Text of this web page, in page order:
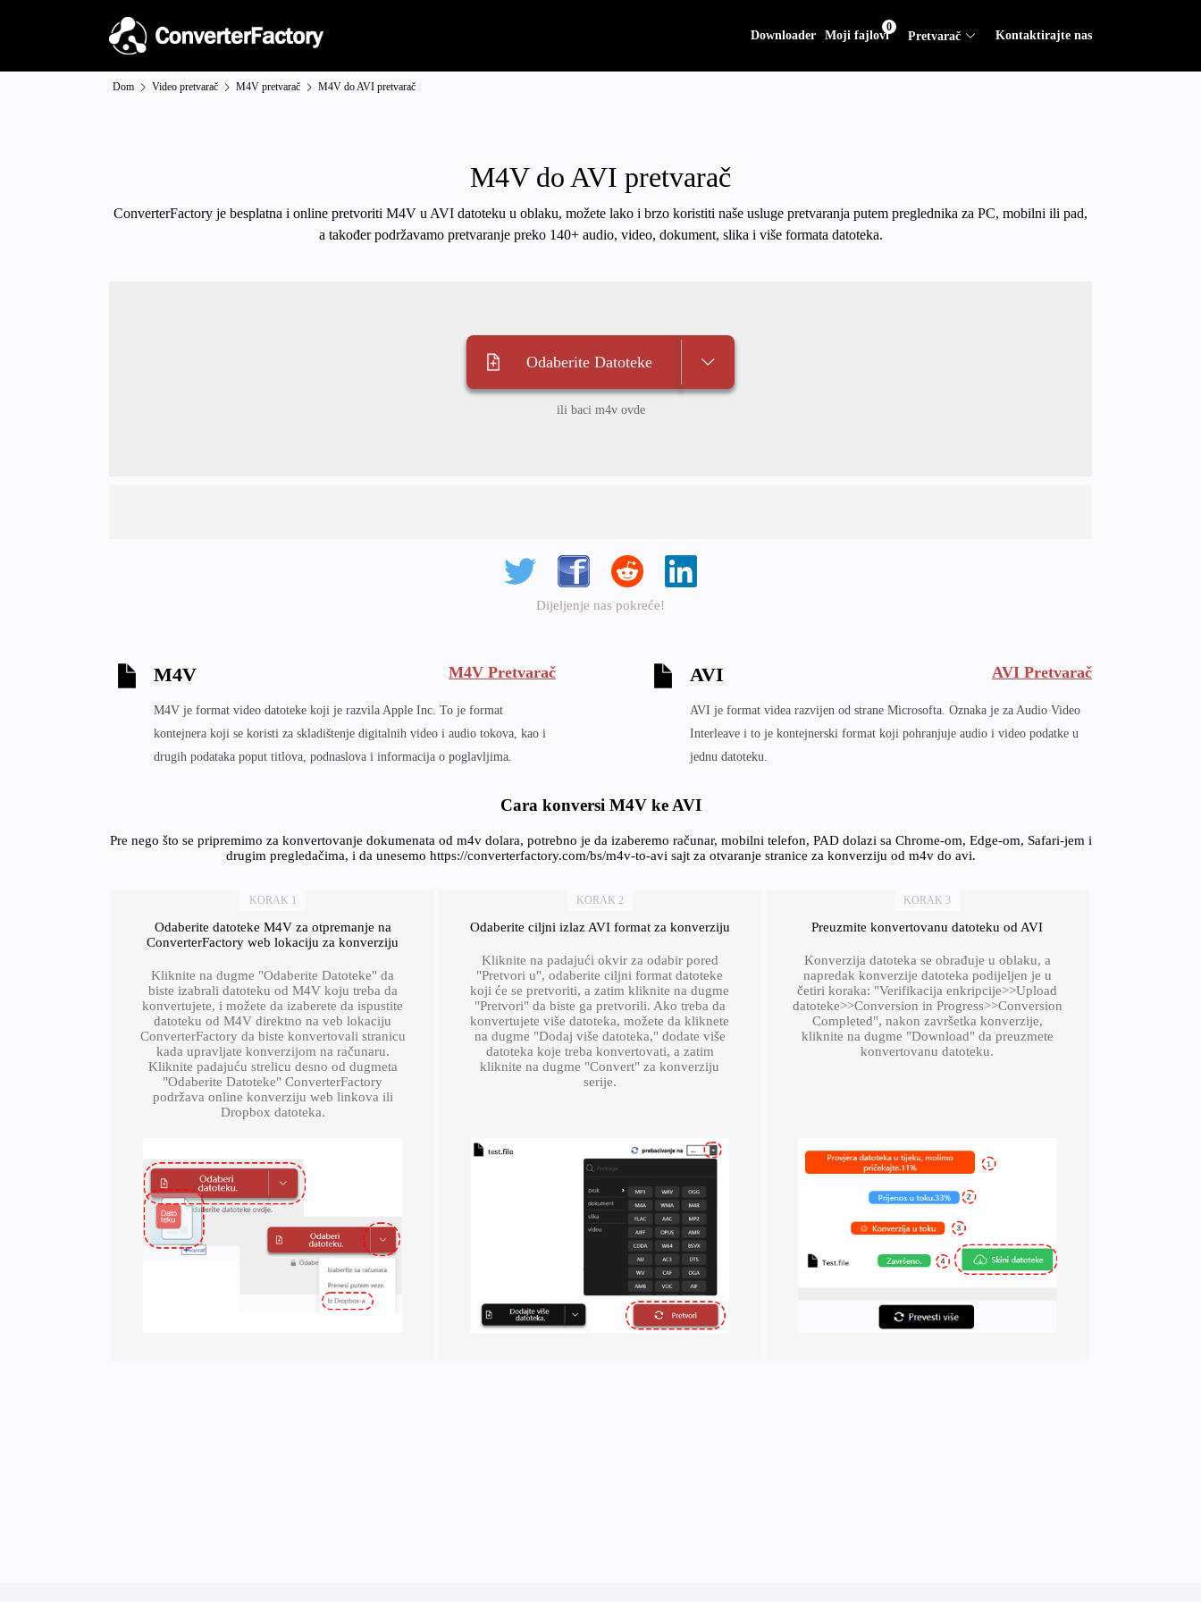
Downloader Moji fajlovi
0
Pretvarač Kontaktirajte nas
Dom Video pretvarač M4V pretvarač M4V do AVI pretvarač
M4V do AVI pretvarač
ConverterFactory je besplatna i online pretvoriti M4V u AVI datoteku u oblaku, možete lako i brzo koristiti naše usluge pretvaranja putem preglednika za PC, mobilni ili pad,
a također podržavamo pretvaranje preko 140+ audio, video, dokument, slika i više formata datoteka.
Odaberite Datoteke
ili baci m4v ovde
Dijeljenje nas pokreće!
M4V M4V Pretvarač
M4V je format video datoteke koji je razvila Apple Inc. To je format
kontejnera koji se koristi za skladištenje digitalnih video i audio tokova, kao i
drugih podataka poput titlova, podnaslova i informacija o poglavljima.
AVI AVI Pretvarač
AVI je format videa razvijen od strane Microsofta. Oznaka je za Audio Video
Interleave i to je kontejnerski format koji pohranjuje audio i video podatke u
jednu datoteku.
Cara konversi M4V ke AVI
Pre nego što se pripremimo za konvertovanje dokumenata od m4v dolara, potrebno je da izaberemo računar, mobilni telefon, PAD dolazi sa Chrome-om, Edge-om, Safari-jem i
drugim pregledačima, i da unesemo https://converterfactory.com/bs/m4v-to-avi sajt za otvaranje stranice za konverziju od m4v do avi.
KORAK 1
Odaberite datoteke M4V za otpremanje na
ConverterFactory web lokaciju za konverziju
Kliknite na dugme "Odaberite Datoteke" da
biste izabrali datoteku od M4V koju treba da
konvertujete, i možete da izaberete da ispustite
datoteku od M4V direktno na veb lokaciju
ConverterFactory da biste konvertovali stranicu
kada upravljate konverzijom na računaru.
Kliknite padajuću strelicu desno od dugmeta
"Odaberite Datoteke" ConverterFactory
podržava online konverziju web linkova ili
Dropbox datoteka.
KORAK 2
Odaberite ciljni izlaz AVI format za konverziju
Kliknite na padajući okvir za odabir pored
"Pretvori u", odaberite ciljni format datoteke
koji će se pretvoriti, a zatim kliknite na dugme
"Pretvori" da biste ga pretvorili. Ako treba da
konvertujete više datoteka, možete da kliknete
na dugme "Dodaj više datoteka," dodate više
datoteka koje treba konvertovati, a zatim
kliknite na dugme "Convert" za konverziju
serije.
KORAK 3
Preuzmite konvertovanu datoteku od AVI
Konverzija datoteka se obrađuje u oblaku, a
napredak konverzije datoteka podijeljen je u
četiri koraka: "Verifikacija enkripcije>>Upload
datoteke>>Conversion in Progress>>Conversion
Completed", nakon završetka konverzije,
kliknite na dugme "Download" da preuzmete
konvertovanu datoteku.